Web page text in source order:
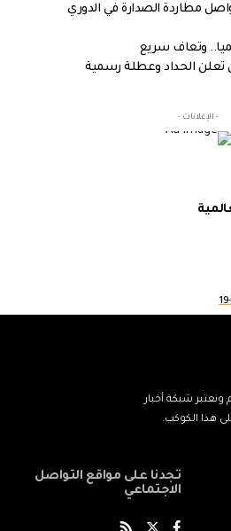
مطاردة الصدارة في الدوري
وتعاف سريع
تعلن الحداد وعطلة رسمية
- الإعلانات -
ونعتبر شبكة أخبار
هذا الكوكب.
تجدنا على مواقع التواصل
الاجتماعي